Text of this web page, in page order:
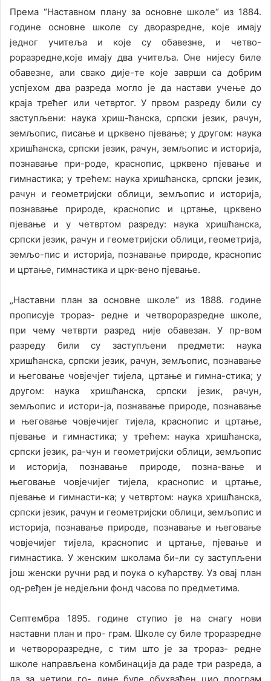
Према “Наставном плану за основне школе“ из 1884.
године основне школе су дворазредне, које имају
једног учитеља и које су обавезне, и четво-
роразредне,које имају два учитеља. Оне нијесу биле
обавезне, али свако дије-те које заврши са добрим
успјехом два разреда могло је да настави учење до
краја трећег или четвртог. У првом разреду били су
заступљени: наука хриш-ћанска, српски језик, рачун,
земљопис, писање и црквено пјевање; у другом: наука
хришћанска, српски језик, рачун, земљопис и историја,
познавање при-роде, краснопис, црквено пјевање и
гимнастика; у трећем: наука хришћанска, српски језик,
рачун и геометријски облици, земљопис и историја,
познавање природе, краснопис и цртање, црквено
пјевање и у четвртом разреду: наука хришћанска,
српски језик, рачун и геометријски облици, геометрија,
земљо-пис и историја, познавање природе, краснопис
и цртање, гимнастика и црк-вено пјевање.
„Наставни план за основне школе“ из 1888. године
прописује трораз- редне и четвороразредне школе,
при чему четврти разред није обавезан. У пр-вом
разреду били су заступљени предмети: наука
хришћанска, српски језик, рачун, земљопис, познавање
и његовање човјечјег тијела, цртање и гимна-стика; у
другом: наука хришћанска, српски језик, рачун,
земљопис и истори-ја, познавање природе, познавање
и његовање човјечијег тијела, краснопис и цртање,
пјевање и гимнастика; у трећем: наука хришћанска,
српски језик, ра-чун и геометријски облици, земљопис
и историја, познавање природе, позна-вање и
његовање човјечијег тијела, краснопис и цртање,
пјевање и гимнасти-ка; у четвртом: наука хришћанска,
српски језик, рачун и геометријски облици, земљопис и
историја, познавање природе, познавање и његовање
човјечијег тијела, краснопис и цртање, пјевање и
гимнастика. У женским школама би-ли су заступљени
још женски ручни рад и поука о кућарству. Уз овај план
од-ређен је недјељни фонд часова по предметима.
Септембра 1895. године ступио је на снагу нови
наставни план и про- грам. Школе су биле троразредне
и четвороразредне, с тим што је за трораз- редне
школе направљена комбинација да раде три разреда, а